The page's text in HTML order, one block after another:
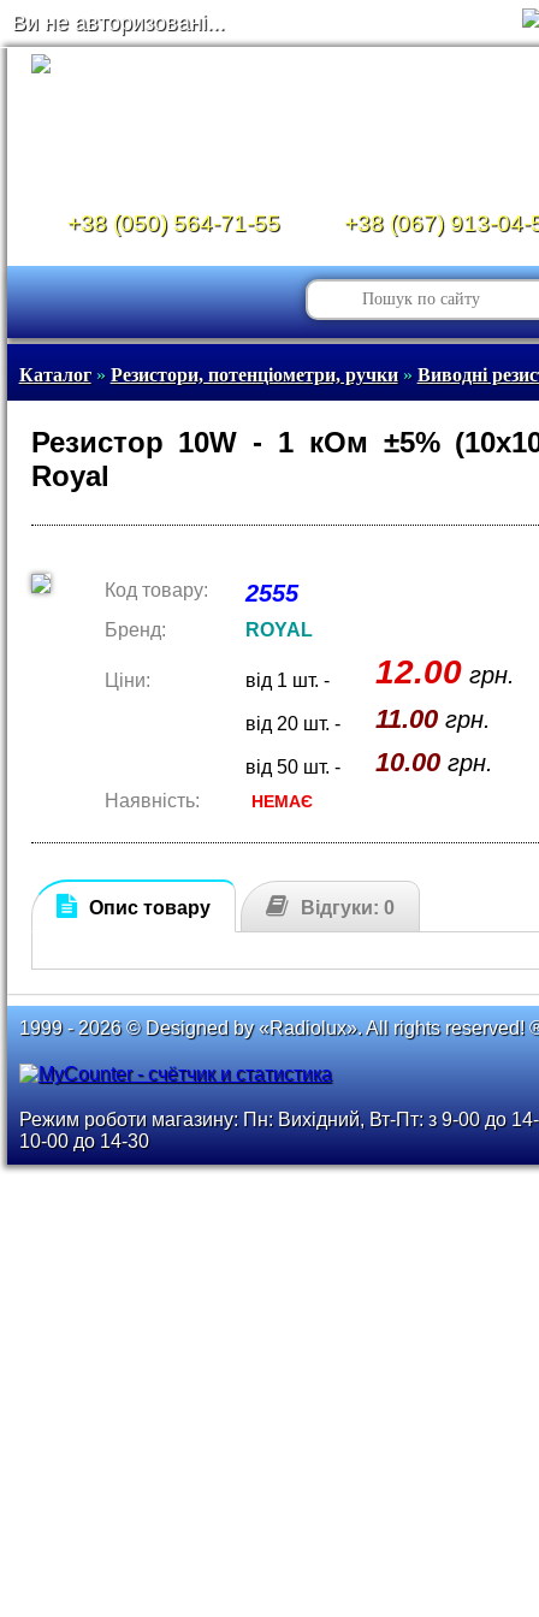
Ви не авторизовані...
+38 (050) 564-71-55 +38 (067) 913-04-
Каталог» Резистори, потенціометри, ручки» Виводні
Резистор 10W - 1 кОм ±5%
Royal
Код товару: 2555
Бренд: ROYAL
Ціни: від 1 шт. - 12.00грн.
від 20 шт. - 11.00грн.
від 50 шт. - 10.00грн.
Наявність: НЕМАЄ
Опис товару Відгуки: 0
1999 - 2026 © Designed by «Radiolux». All rights reserved!
Режим роботи магазину: Пн: Вихідний, Вт-Пт: з 9-00 до
10-00 до 14-30